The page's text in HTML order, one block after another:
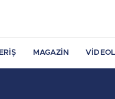
MAGAZIN